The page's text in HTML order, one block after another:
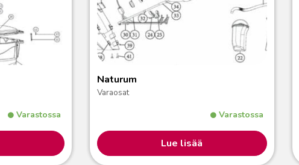
Varastossa
Naturum
Varaosat
Varastossa
Lue lisää